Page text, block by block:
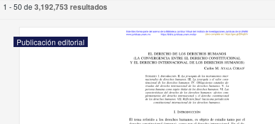
1 - 50 de 3,192,753 resultados
Publicación editorial